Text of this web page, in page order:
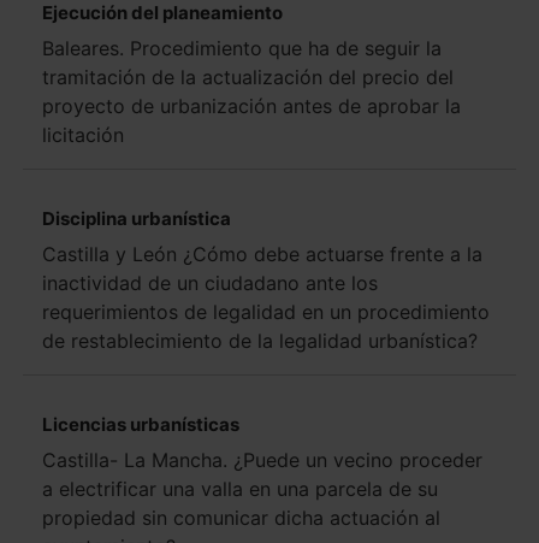
Ejecución del planeamiento
Baleares. Procedimiento que ha de seguir la
tramitación de la actualización del precio del
proyecto de urbanización antes de aprobar la
licitación
Disciplina urbanística
Castilla y León ¿Cómo debe actuarse frente a la
inactividad de un ciudadano ante los
requerimientos de legalidad en un procedimiento
de restablecimiento de la legalidad urbanística?
Licencias urbanísticas
Castilla- La Mancha. ¿Puede un vecino proceder
a electrificar una valla en una parcela de su
propiedad sin comunicar dicha actuación al